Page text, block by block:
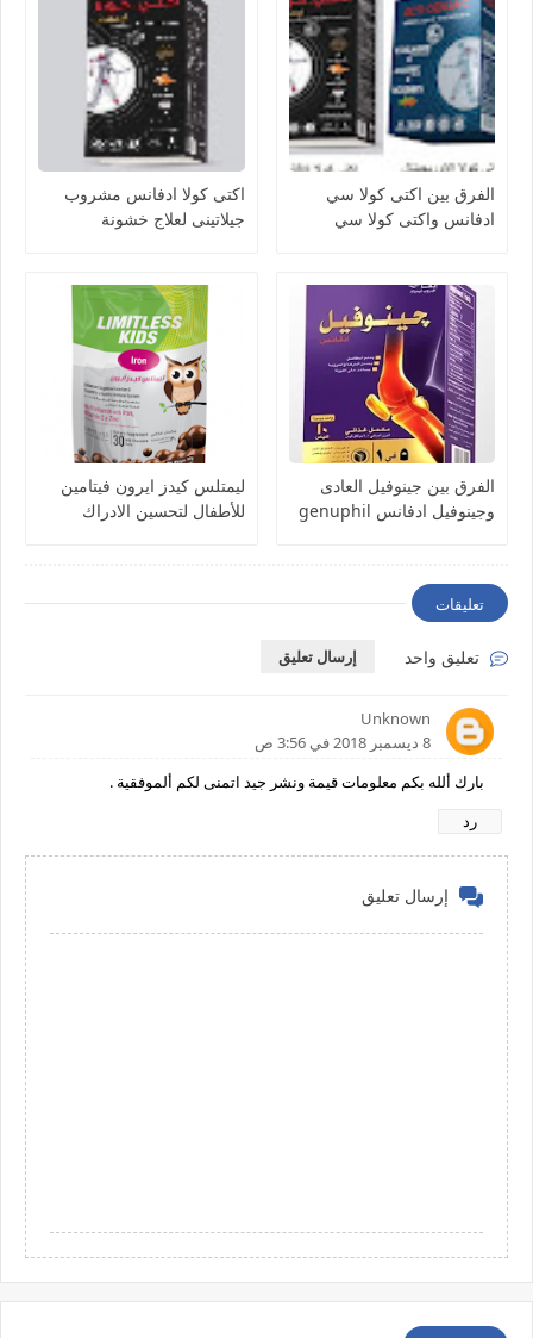
الفرق بين اكتى كولا سي
ادفانس واكتى كولا سي
اكتى كولا ادفانس مشروب
جيلاتينى لعلاج خشونة
الفرق بين جينوفيل العادى
وجينوفيل ادفانس genuphil
ليمتلس كيدز ايرون فيتامين
للأطفال لتحسين الادراك
تعليقات
تعليق واحد إرسال تعليق
Unknown
8 ديسمبر 2018 في 3:56 ص
بارك ألله بكم معلومات قيمة ونشر جيد اتمنى لكم ألموفقية .
رد
إرسال تعليق